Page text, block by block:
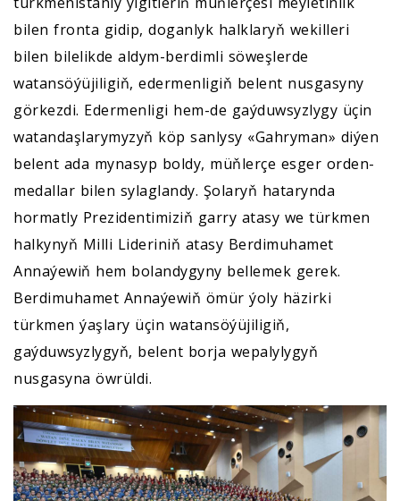
bilen fronta gidip, doganlyk halklaryň wekilleri
bilen bilelikde aldym-berdimli söweşlerde
watansöýüjiligiň, edermenligiň belent nusgasyny
görkezdi. Edermenligi hem-de gaýduwsyzlygy üçin
watandaşlarymyzyň köp sanlysy «Gahryman» diýen
belent ada mynasyp boldy, müňlerçe esger orden-
medallar bilen sylaglandy. Şolaryň hatarynda
hormatly Prezidentimiziň garry atasy we türkmen
halkynyň Milli Lideriniň atasy Berdimuhamet
Annaýewiň hem bolandygyny bellemek gerek.
Berdimuhamet Annaýewiň ömür ýoly häzirki
türkmen ýaşlary üçin watansöýüjiligiň,
gaýduwsyzlygyň, belent borja wepalylygyň
nusgasyna öwrüldi.